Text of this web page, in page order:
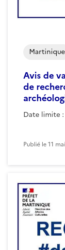
Avis de
de
Date limite :
Martinique
Publié le11